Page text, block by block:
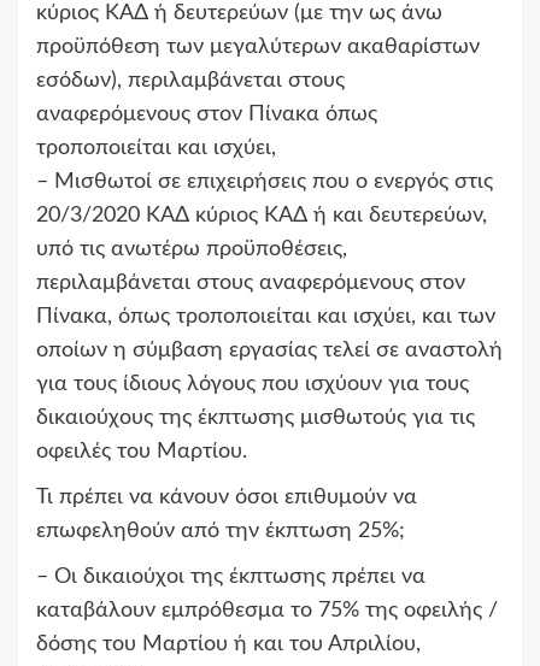
κύριος ΚΑΔ ή δευτερεύων (με την ως άνω
προϋπόθεση των μεγαλύτερων ακαθαρίστων
εσόδων), περιλαμβάνεται στους
αναφερόμενους στον Πίνακα όπως
τροποποιείται και ισχύει,
– Μισθωτοί σε επιχειρήσεις που ο ενεργός στις
20/3/2020 ΚΑΔ κύριος ΚΑΔ ή και δευτερεύων,
υπό τις ανωτέρω προϋποθέσεις,
περιλαμβάνεται στους αναφερόμενους στον
Πίνακα, όπως τροποποιείται και ισχύει, και των
οποίων η σύμβαση εργασίας τελεί σε αναστολή
για τους ίδιους λόγους που ισχύουν για τους
δικαιούχους της έκπτωσης μισθωτούς για τις
οφειλές του Μαρτίου.
Τι πρέπει να κάνουν όσοι επιθυμούν να
επωφεληθούν από την έκπτωση 25%;
– Οι δικαιούχοι της έκπτωσης πρέπει να
καταβάλουν εμπρόθεσμα το 75% της οφειλής /
δόσης του Μαρτίου ή και του Απριλίου,